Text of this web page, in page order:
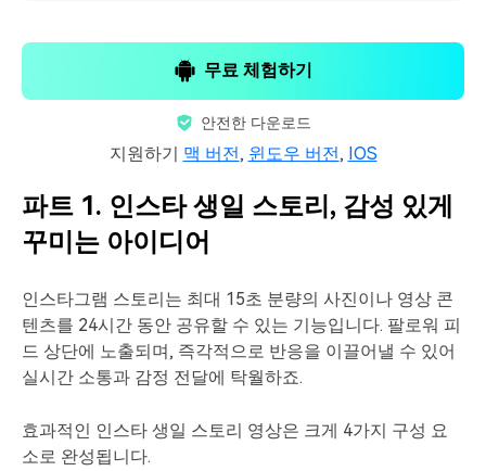
무료 체험하기
안전한 다운로드
지원하기 맥 버전, 윈도우 버전, IOS
파트 1. 인스타 생일 스토리, 감성 있게
꾸미는 아이디어
인스타그램 스토리는 최대 15초 분량의 사진이나 영상 콘
텐츠를 24시간 동안 공유할 수 있는 기능입니다. 팔로워 피
드 상단에 노출되며, 즉각적으로 반응을 이끌어낼 수 있어
실시간 소통과 감정 전달에 탁월하죠.
효과적인 인스타 생일 스토리 영상은 크게 4가지 구성 요
소로 완성됩니다.